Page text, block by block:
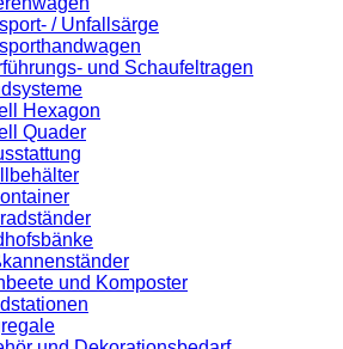
/ Unfallsärge
und Schaufeltragen
Hexagon
Quader
und Komposter